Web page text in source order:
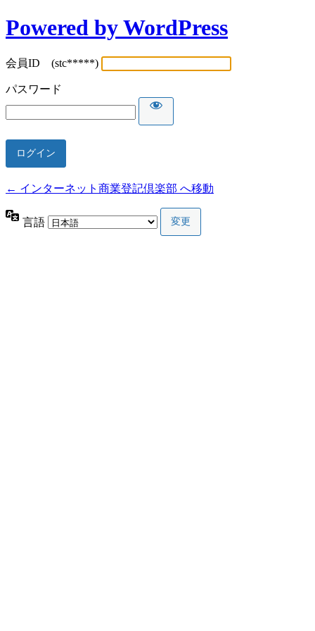
Powered by WordPress
会員ID (stc*****)
パスワード
← インターネット商業登記倶楽部 へ移動
言語